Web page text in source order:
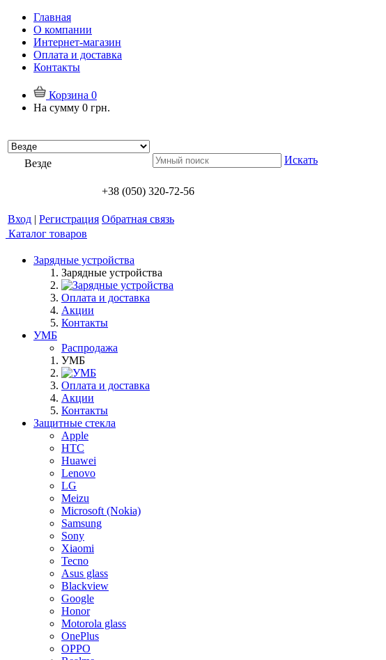
Главная
О компании
Интернет-магазин
Оплата и доставка
Контакты
Корзина 0
На сумму 0 грн.
Везде Искать
+38 (050) 320-72-56
Вход | Регистрация Обратная связь
Каталог товаров
Зарядные устройства
Зарядные устройства
Оплата и доставка
Акции
Контакты
УМБ
Распродажа
УМБ
Оплата и доставка
Акции
Контакты
Защитные стекла
Apple
HTC
Huawei
Lenovo
LG
Meizu
Microsoft (Nokia)
Samsung
Sony
Xiaomi
Tecno
Asus glass
Blackview
Google
Honor
Motorola glass
OnePlus
OPPO